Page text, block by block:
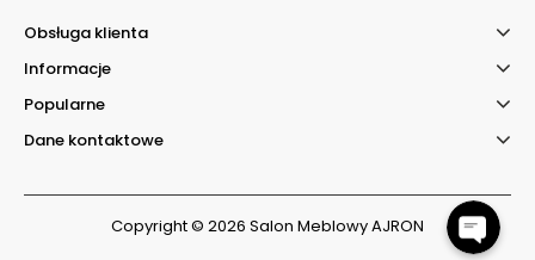
Obsługa klienta
Informacje
Popularne
Dane kontaktowe
Copyright © 2026 Salon Meblowy AJRON
Kontakt
Facebook Messenger